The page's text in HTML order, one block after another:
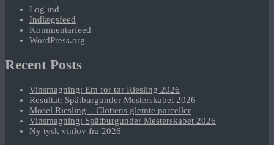
Log ind
Indlægsfeed
Kommentarfeed
WordPress.org
Recent Posts
Vinsmagning: Em for tør Riesling 2026
Resultat: Spätburgunder Mesterskabet 2026
Mosel Riesling – Clottens glemte parceller
Vinsmagning: Spätburgunder Mesterskabet 2026
Ny tysk vinlov fra 2026